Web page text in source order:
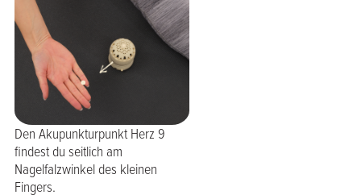
Den Akupunkturpunkt Herz 9
findest du seitlich am
Nagelfalzwinkel des kleinen
Fingers.